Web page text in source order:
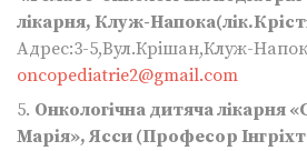
лікарня, Клуж-
Адрес:3-5,Вул.Крішан,Клуж-
oncopediatrie2@gmail.com
5. Онкологічна дитяча лікарня
Марія», Ясси (Професор